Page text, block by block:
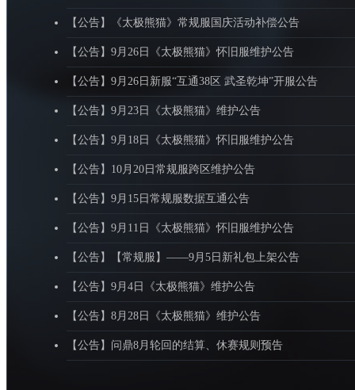
【公告】《太极熊猫》常规服国庆活动补偿公告
【公告】9月26日《太极熊猫》怀旧服维护公告
【公告】9月26日新服“互通38区 武圣乾坤”开服公告
【公告】9月23日《太极熊猫》维护公告
【公告】9月18日《太极熊猫》怀旧服维护公告
【公告】10月20日常规服跨区维护公告
【公告】9月15日常规服数据互通公告
【公告】9月11日《太极熊猫》怀旧服维护公告
【公告】【常规服】——9月5日新礼包上架公告
【公告】9月4日《太极熊猫》维护公告
【公告】8月28日《太极熊猫》维护公告
【公告】问鼎8月轮回的结算、休赛规则预告